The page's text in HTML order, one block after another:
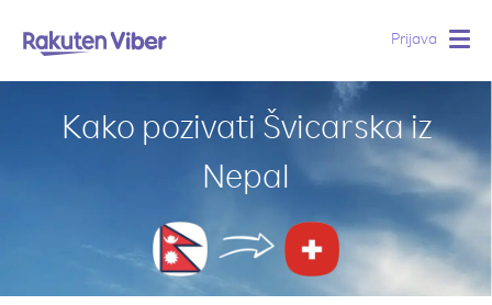
Prijava
Kako pozivati Švicarska iz
Nepal